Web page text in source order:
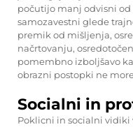
počutijo manj odvisni
samozavestni glede
premik od mišljenja,
načrtovanju,
pomembno izboljšavo
obrazni postopki ne
Socialni in
Poklicni in socialni